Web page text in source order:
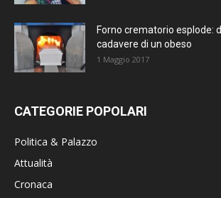
Forno crematorio esplode:
cadavere di un obeso
1 Maggio 2017
CATEGORIE POPOLARI
Politica & Palazzo
Attualità
Cronaca